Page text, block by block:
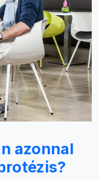
azonnal